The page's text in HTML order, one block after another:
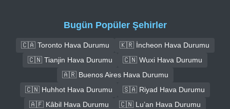
Bugün Popüler Şehirler
🇨🇦 Toronto Hava Durumu
🇰🇷 İncheon Hava Durumu
🇨🇳 Tianjin Hava Durumu
🇨🇳 Wuxi Hava Durumu
🇦🇷 Buenos Aires Hava Durumu
🇨🇳 Huhhot Hava Durumu
🇸🇦 Riyad Hava Durumu
🇦🇫 Kâbil Hava Durumu
🇨🇳 Lu’an Hava Durumu